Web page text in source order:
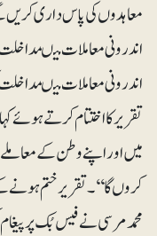
معاہدوں کی پاس داری کریں
اندرونی معاملات
اندرونی معاملات
تقریر کااختتام کرتے ہوئے
میں اور اپنے وطن کے
کروں گا‘‘۔تقریر ختم ہونے
محمد مرسی نے فیس بُک پر پیغام